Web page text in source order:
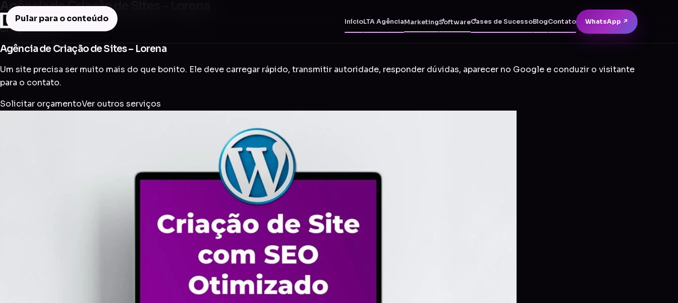
Pular para o conteúdo InícioLTA AgênciaMarketingSoftwareCases de SucessoBlogContato WhatsApp ↗
Agência de Criação de Sites – Lorena
Criação de Site
Agência de Criação de Sites – Lorena
Um site precisa ser muito mais do que bonito. Ele deve carregar rápido, transmitir autoridade, responder dúvidas, aparecer no Google e conduzir o visitante
para o contato.
Solicitar orçamentoVer outros serviços